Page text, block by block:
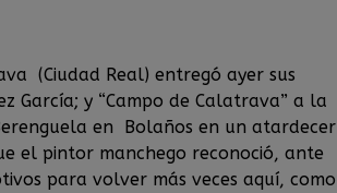
(Ciudad Real) entregó ayer sus
García; y “Campo de Calatrava” a la
en Bolaños en un atardecer
el pintor manchego reconoció, ante
para volver más veces aquí, como